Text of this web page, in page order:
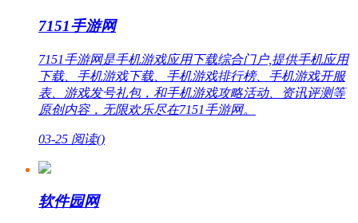
7151手游网
7151手游网是手机游戏应用下载综合门户,提供手机应用
下载、手机游戏下载、手机游戏排行榜、手机游戏开服
表、游戏发号礼包，和手机游戏攻略活动、资讯评测等
原创内容，无限欢乐尽在7151手游网。
03-25 阅读()
软件园网